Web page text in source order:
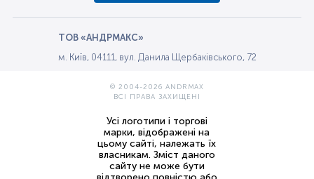
ТОВ «АНДРМАКС»
м. Київ, 04111, вул. Данила Щербаківського, 72
© 2004-2026 ANDRMAX
ВСІ ПРАВА ЗАХИЩЕНІ
Усі логотипи і торгові
марки, відображені на
цьому сайті, належать їх
власникам. Зміст даного
сайту не може бути